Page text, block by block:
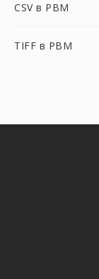
CSV в PBM
TIFF в PBM